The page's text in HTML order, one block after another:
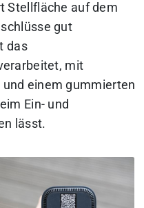
Stellfläche auf dem
gut
das
mit
einem gummierten
Ein- und
lässt.